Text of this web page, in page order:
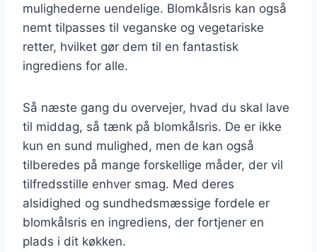
mulighederne uendelige. Blomkålsris kan også
nemt tilpasses til veganske og vegetariske
retter, hvilket gør dem til en fantastisk
ingrediens for alle.
Så næste gang du overvejer, hvad du skal lave
til middag, så tænk på blomkålsris. De er ikke
kun en sund mulighed, men de kan også
tilberedes på mange forskellige måder, der vil
tilfredsstille enhver smag. Med deres
alsidighed og sundhedsmæssige fordele er
blomkålsris en ingrediens, der fortjener en
plads i dit køkken.